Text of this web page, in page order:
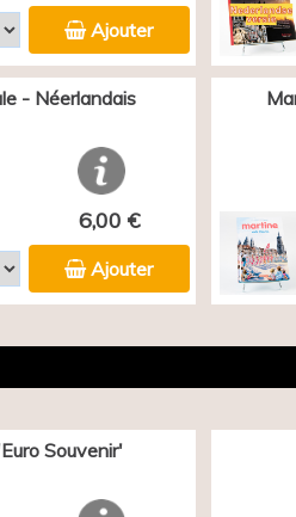
Ajouter
- Néerlandais
6,00 €
Ajouter
Souvenir'